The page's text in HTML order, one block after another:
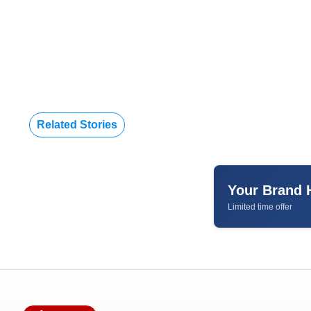
Related Stories
Your Brand
Limited time offer